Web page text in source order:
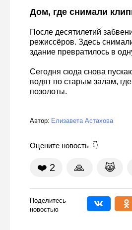
Дом, где снимали
После десятилетий
режиссёров. Здесь
здание превратилось в
Сегодня сюда снова
водят по старым залам,
позолоты.
Автор: Елизавета Астахова
Оцените новость
❤️ 2 🙏 😹
Поделитесь
новостью